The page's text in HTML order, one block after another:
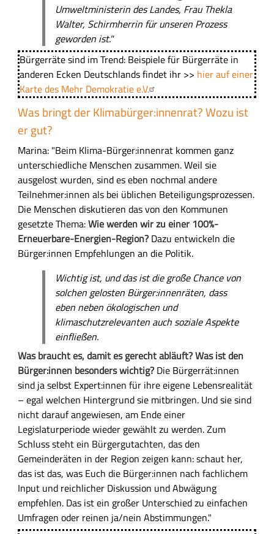
Umweltministerin des Landes, Frau Thekla
Walter, Schirmherrin für unseren Prozess
geworden ist."
Bürgerräte sind im Trend: Beispiele für Bürgerräte in
anderen Ecken Deutschlands findet ihr >> hier auf einer
Karte des Mehr Demokratie e.V.
Was bringt der Klimabürger:innenrat? Wozu ist
er gut?
Marina: "Beim Klima-Bürger:innenrat kommen ganz
unterschiedliche Menschen zusammen. Weil sie
ausgelost wurden, sind es eben nochmal andere
Teilnehmer:innen als bei üblichen Beteiligungsprozessen.
Die Menschen diskutieren das von den Kommunen
gesetzte Thema:Wie werden wir zu einer 100%-
Erneuerbare-Energien-Region? Dazu entwickeln die
Bürger:innen Empfehlungen an die Politik.
Wichtig ist, und das ist die große Chance von
solchen gelosten Bürger:innenräten, dass
eben neben ökologischen und
klimaschutzrelevanten auch soziale Aspekte
einfließen.
Was braucht es, damit es gerecht abläuft? Was ist den
Bürger:innen besonders wichtig?Die Bürgerrät:innen
sind ja selbst Expert:innen für ihre eigene Lebensrealität
– egal welchen Hintergrund sie mitbringen. Und sie sind
nicht darauf angewiesen, am Ende einer
Legislaturperiode wieder gewählt zu werden. Zum
Schluss steht ein Bürgergutachten, das den
Gemeinderäten in der Region zeigen kann: schaut her,
das ist das, was Euch die Bürger:innen nach fachlichem
Input und reichlicher Diskussion und Abwägung
empfehlen. Das ist ein großer Unterschied zu einfachen
Umfragen oder reinen ja/nein Abstimmungen."